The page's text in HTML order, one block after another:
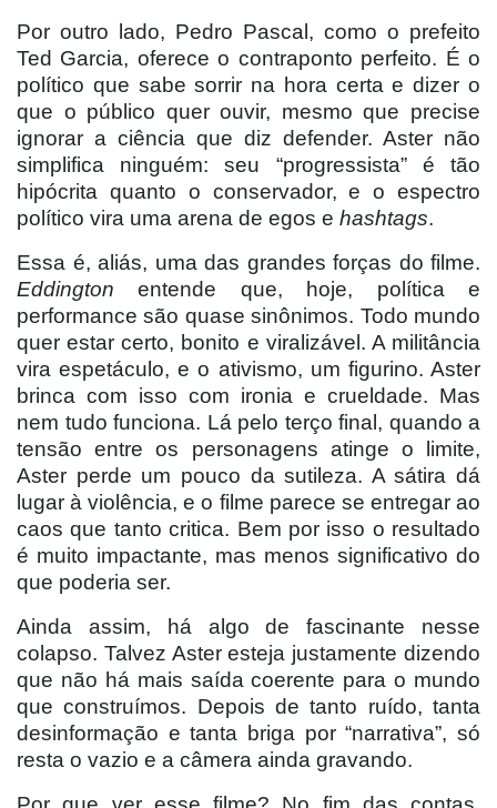
Por outro lado, Pedro Pascal, como o prefeito
Ted Garcia, oferece o contraponto perfeito. É o
político que sabe sorrir na hora certa e dizer o
que o público quer ouvir, mesmo que precise
ignorar a ciência que diz defender. Aster não
simplifica ninguém: seu “progressista” é tão
hipócrita quanto o conservador, e o espectro
político vira uma arena de egos e hashtags.
Essa é, aliás, uma das grandes forças do filme.
Eddington entende que, hoje, política e
performance são quase sinônimos. Todo mundo
quer estar certo, bonito e viralizável. A militância
vira espetáculo, e o ativismo, um figurino. Aster
brinca com isso com ironia e crueldade. Mas
nem tudo funciona. Lá pelo terço final, quando a
tensão entre os personagens atinge o limite,
Aster perde um pouco da sutileza. A sátira dá
lugarà violência, e o filme parece se entregar ao
caos que tanto critica. Bem por isso o resultado
é muito impactante, mas menos significativo do
que poderia ser.
Ainda assim, há algo de fascinante nesse
colapso. Talvez Aster esteja justamente dizendo
que não há mais saída coerente para o mundo
que construímos. Depois de tanto ruído, tanta
desinformação e tanta briga por “narrativa”, só
resta o vazio e a câmera ainda gravando.